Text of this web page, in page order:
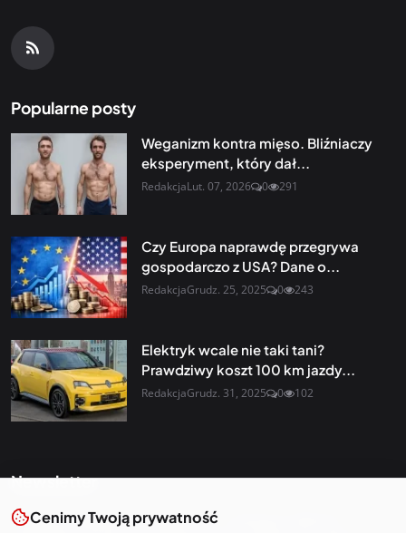
Popularne posty
Weganizm kontra mięso. Bliźniaczy
eksperyment, który dał...
RedakcjaLut. 07, 2026 0 291
Czy Europa naprawdę przegrywa
gospodarczo z USA? Dane o...
RedakcjaGrudz. 25, 2025 0 243
Elektryk wcale nie taki tani?
Prawdziwy koszt 100 km jazdy...
RedakcjaGrudz. 31, 2025 0 102
Newsletter
Otrzymuj najnowsze wiadomości i starannie dobrane
Cenimy Twoją prywatność